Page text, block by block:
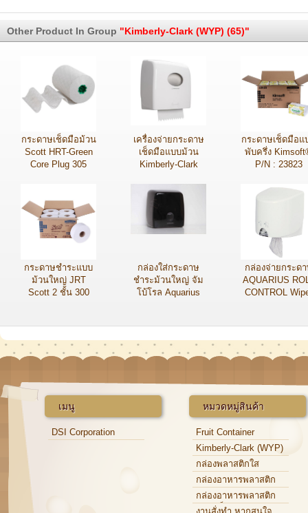
Other Product In Group "Kimberly-Clark (WYP) (65)"
กระดาษเช็ดมือม้วน
Scott HRT-Green
Core Plug 305
เครื่องจ่ายกระดาษ
เช็ดมือแบบม้วน
Kimberly-Clark
Aquarius P/N :
กระดาษเช็ดมือแ
พับครึ่ง
P/N : 23823
กระดาษชำระแบบ
ม้วนใหญ่ JRT
Scott 2 ชั้น 300
กล่องใส่กระดาษ
ชำระม้วนใหญ่ จัม
โบ้โรล Aquarius
กล่องจ่ายกระด
AQUARIUS
CONTROL
เมนู
DSI Corporation
หมวดหมู่สินค้า
Fruit Container
Kimberly-Clark (WYP)
กล่องพลาสติกใส
กล่องอาหารพลาสติก
กล่องอาหารพลาสติก
แบบแข็ง